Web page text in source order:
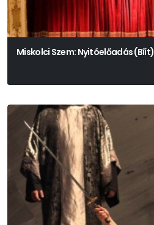
Miskolci Szem: Nyitóelőadás (Bíít)